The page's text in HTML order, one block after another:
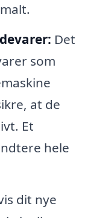
Det
som
at de
Et
hele
dit nye